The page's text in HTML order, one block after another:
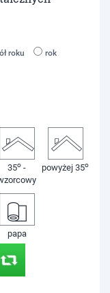
roku rok
35o -
powyżej 35o
papa